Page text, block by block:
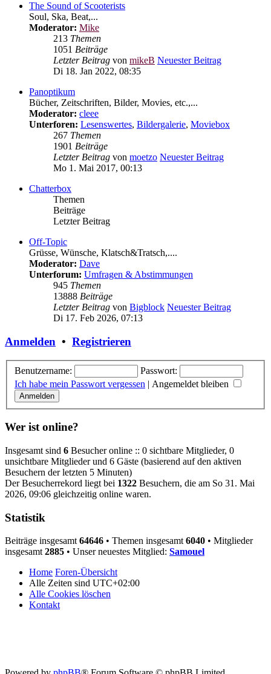
The Sound of Scooterists
Soul, Ska, Beat,...
Moderator: Mike
213 Themen
1051 Beiträge
Letzter Beitrag von mikeB Neuester Beitrag
Di 18. Jan 2022, 08:35
Panoptikum
Bücher, Zeitschriften, Bilder, Movies, etc.,...
Moderator: cleee
Unterforen: Lesenswertes, Bildergalerie, Moviebox
267 Themen
1901 Beiträge
Letzter Beitrag von moetzo Neuester Beitrag
Mo 1. Mai 2017, 00:13
Chatterbox
Themen
Beiträge
Letzter Beitrag
Off-Topic
Grüsse, Wünsche, Klatsch&Tratsch,....
Moderator: Dave
Unterforum: Umfragen & Abstimmungen
945 Themen
13888 Beiträge
Letzter Beitrag von Bigblock Neuester Beitrag
Di 17. Feb 2026, 07:13
Anmelden • Registrieren
Benutzername:
Passwort:
Ich habe mein Passwort vergessen | Angemeldet bleiben
Wer ist online?
Insgesamt sind 6 Besucher online :: 0 sichtbare Mitglieder, 0
unsichtbare Mitglieder und 6 Gäste (basierend auf den aktiven
Besuchern der letzten 5 Minuten)
Der Besucherrekord liegt bei 1322 Besuchern, die am So 31. Mai
2026, 09:06 gleichzeitig online waren.
Statistik
Beiträge insgesamt 64646 • Themen insgesamt 6040 • Mitglieder
insgesamt 2885 • Unser neuestes Mitglied: Samouel
Home Foren-Übersicht
Alle Zeiten sind UTC+02:00
Alle Cookies löschen
Kontakt